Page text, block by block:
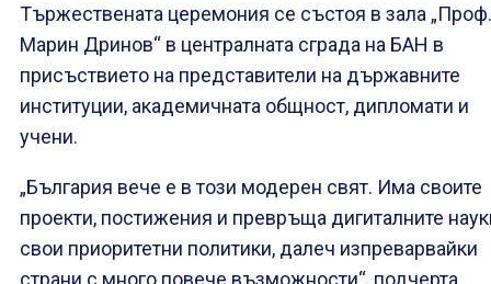
Тържествената церемония се състоя в зала „Проф.
Марин Дринов“ в централната сграда на БАН в
присъствието на представители на държавните
институции, академичната общност, дипломати и
учени.
„България вече е в този модерен свят. Има своите
проекти, постижения и превръща дигиталните
свои приоритетни политики, далеч изпреварвайки
страни с много повече възможности“, подчерта